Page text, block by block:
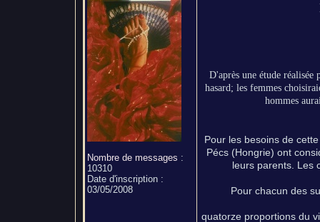
Nombre de messages :
10310
Date d'inscription :
03/05/2008
D'après une étude réalisée
hasard; les femmes
hommes
Pour les besoins de
Pécs (Hongrie) ont
leurs parents. Les
Pour chacun des
quatorze proportions du